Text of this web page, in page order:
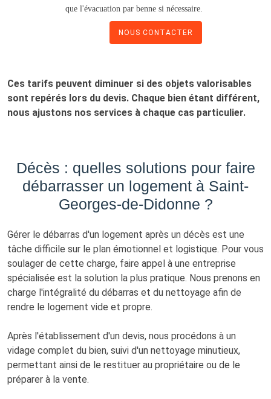
que l'évacuation par benne si nécessaire.
NOUS CONTACTER
Ces tarifs peuvent diminuer si des objets valorisables
sont repérés lors du devis. Chaque bien étant différent,
nous ajustons nos services à chaque cas particulier.
Décès : quelles solutions pour faire
débarrasser un logement à Saint-
Georges-de-Didonne ?
Gérer le débarras d'un logement après un décès est une
tâche difficile sur le plan émotionnel et logistique. Pour vous
soulager de cette charge, faire appel à une entreprise
spécialisée est la solution la plus pratique. Nous prenons en
charge l'intégralité du débarras et du nettoyage afin de
rendre le logement vide et propre.
Après l'établissement d'un devis, nous procédons à un
vidage complet du bien, suivi d'un nettoyage minutieux,
permettant ainsi de le restituer au propriétaire ou de le
préparer à la vente.